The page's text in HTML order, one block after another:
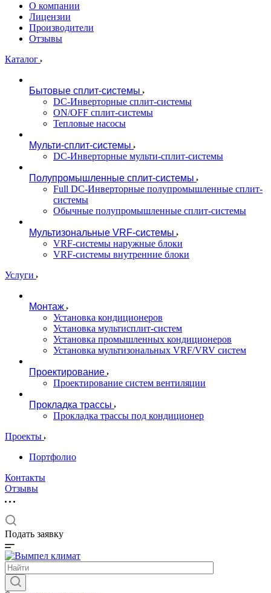
О компании
Лицензии
Производители
Отзывы
Каталог
Бытовые сплит-системы
DC-Инверторные сплит-системы
ON/OFF сплит-системы
Тепловые насосы
Мульти-сплит-системы
DC-Инверторные мульти-сплит-системы
Полупромышленные сплит-системы
Full DC-Инверторные полупромышленные сплит-
системы
Обычные полупромышленные сплит-системы
Мультизональные VRF-системы
VRF-системы наружные блоки
VRF-системы внутренние блоки
Услуги
Монтаж
Установка кондиционеров
Установка мультисплит-систем
Установка промышленных кондиционеров
Установка мультизональных VRF/VRV систем
Проектирование
Проектирование систем вентиляции
Прокладка трассы
Прокладка трассы под кондиционер
Проекты
Портфолио
Контакты
Отзывы
Подать заявку